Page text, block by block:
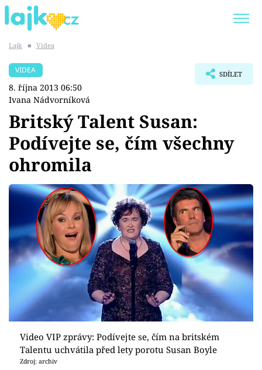
SHOPAHOLICADEL
Témata
Showbyznys
Youtubeři
Virály
Sex a vztahy
Videa
Sledujte prima+
Přihlášení
Lajk ■ Videa
VIDEA
8. října 2013 06:50
Ivana Nádvorníková
SDÍLET
Britský Talent Susan:
Podívejte se, čím všechny
ohromila
Video VIP zprávy: Podívejte se, čím na britském
Talentu uchvátila před lety porotu Susan Boyle
Zdroj: archiv